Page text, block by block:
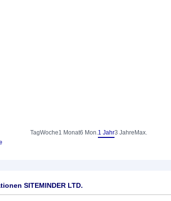
TagWoche1 Monat6 Mon.1 Jahr3 Jahre Max.
SITEMINDER LTD.